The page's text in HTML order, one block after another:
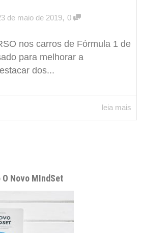
de maio de 2019, 0
nos carros de Fórmula 1 de
para melhorar a
dos...
leia mais
Novo MIndSet